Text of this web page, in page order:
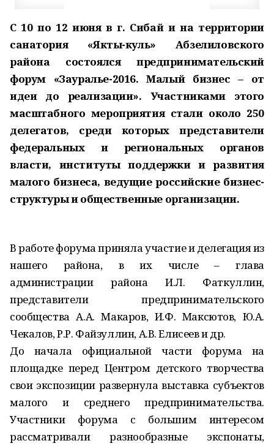
С 10 по 12 июня в г. Сибай и на территории
санатория «Якты-куль» Абзелиловского
района состоялся предпринимательский
форум «Зауралье-2016. Малый бизнес – от
идеи до реализации». Участниками этого
масштабного мероприятия стали около 250
делегатов, среди которых представители
федеральных и региональных органов
власти, институты поддержки и развития
малого бизнеса, ведущие российские бизнес-
структуры и общественные организации.
В работе форума приняла участие и делегация из
нашего района, в их числе – глава
администрации района И.Л. Фаткуллин,
представители предпринимательского
сообщества А.А. Макаров, И.Ф. Максютов, Ю.А.
Чекалов, Р.Р. Файзуллин, А.В. Елисеев и др.
До начала официальной части форума на
площадке перед Центром детского творчества
свои экспозиции развернула выставка субъектов
малого и среднего предпринимательства.
Участники форума с большим интересом
рассматривали разнообразные экспонаты,